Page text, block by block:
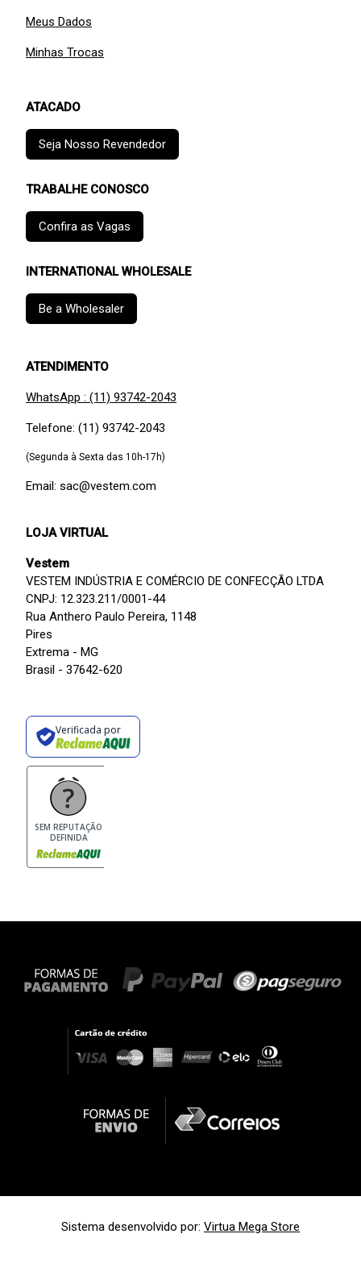
Meus Dados
Minhas Trocas
ATACADO
Seja Nosso Revendedor
TRABALHE CONOSCO
Confira as Vagas
INTERNATIONAL WHOLESALE
Be a Wholesaler
ATENDIMENTO
WhatsApp : (11) 93742-2043
Telefone: (11) 93742-2043
(Segunda à Sexta das 10h-17h)
Email: sac@vestem.com
LOJA VIRTUAL
Vestem
VESTEM INDÚSTRIA E COMÉRCIO DE CONFECÇÃO LTDA
CNPJ: 12.323.211/0001-44
Rua Anthero Paulo Pereira, 1148
Pires
Extrema - MG
Brasil - 37642-620
Verificada por
SEM REPUTAÇÃO
DEFINIDA
Sistema desenvolvido por: Virtua Mega Store